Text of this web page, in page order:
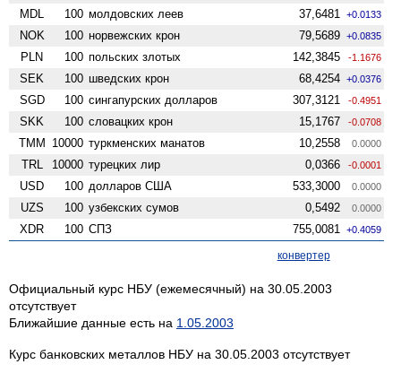
MDL 100 молдовских леев 37,6481 +0.0133
NOK 100 норвежских крон 79,5689 +0.0835
PLN 100 польских злотых 142,3845 -1.1676
SEK 100 шведских крон 68,4254 +0.0376
SGD 100 сингапурских долларов 307,3121 -0.4951
SKK 100 словацких крон 15,1767 -0.0708
TMM 10000 туркменских манатов 10,2558 0.0000
TRL 10000 турецких лир 0,0366 -0.0001
USD 100 долларов США 533,3000 0.0000
UZS 100 узбекских сумов 0,5492 0.0000
XDR 100 СПЗ 755,0081 +0.4059
конвертер
Официальный курс НБУ (ежемесячный) на 30.05.2003
отсутствует
Ближайшие данные есть на 1.05.2003
Курс банковских металлов НБУ на 30.05.2003 отсутствует